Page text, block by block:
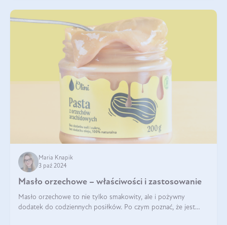
Maria Knapik
3 paź 2024
Masło orzechowe – właściwości i zastosowanie
Masło orzechowe to nie tylko smakowity, ale i pożywny
dodatek do codziennych posiłków. Po czym poznać, że jest